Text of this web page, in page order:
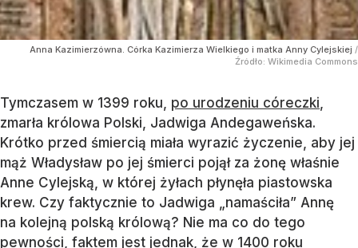
Anna Kazimierzówna. Córka Kazimierza Wielkiego i matka Anny Cylejskiej /
Źródło: Wikimedia Commons
Tymczasem w 1399 roku, po urodzeniu córeczki
zmarła królowa Polski, Jadwiga Andegaweńska.
Krótko przed śmiercią miała wyrazić życzenie, aby jej
mąż Władysław po jej śmierci pojął za żonę właśnie
Anne Cylejską, w której żyłach płynęła piastowska
krew. Czy faktycznie to Jadwiga „namaściła” Annę
na kolejną polską królową? Nie ma co do tego
pewności, faktem jest jednak, że w 1400 roku